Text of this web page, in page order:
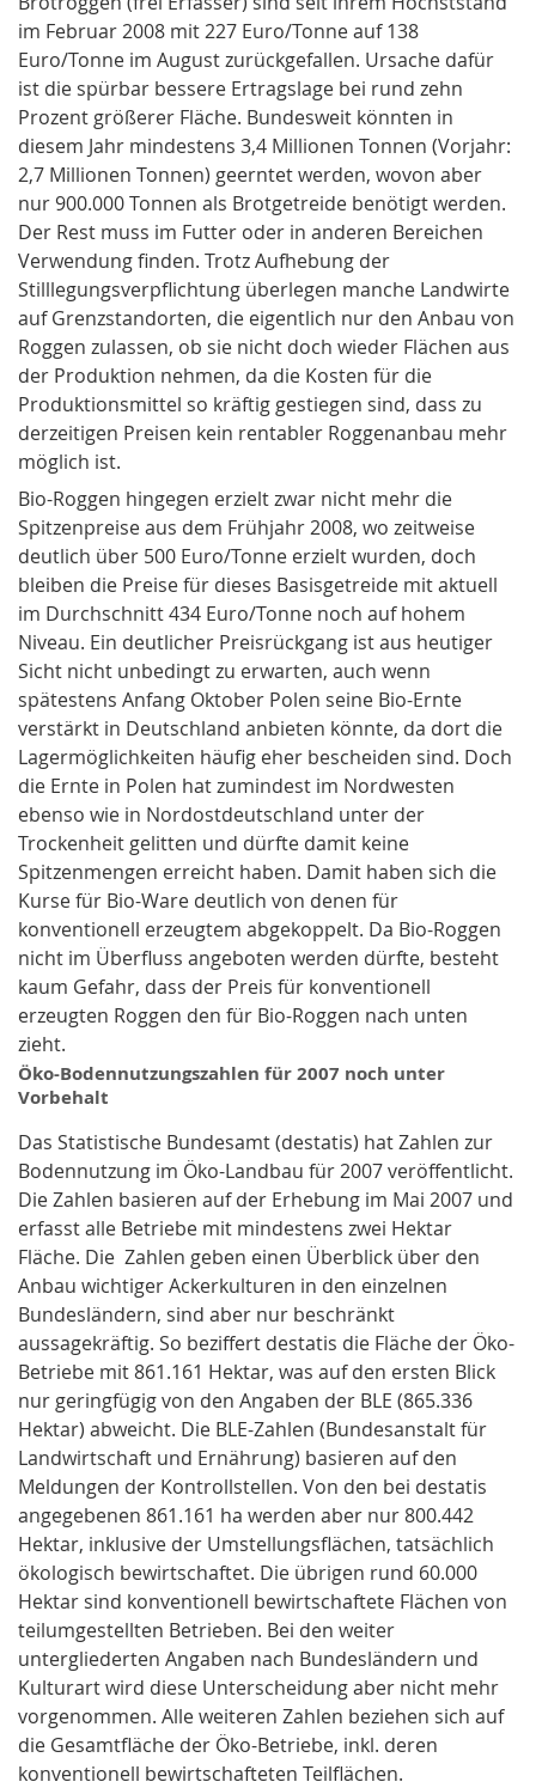
im Februar 2008 mit 227 Euro/Tonne auf 138
Euro/Tonne im August zurückgefallen. Ursache dafür
ist die spürbar bessere Ertragslage bei rund zehn
Prozent größerer Fläche. Bundesweit könnten in
diesem Jahr mindestens 3,4 Millionen Tonnen (Vorjahr:
2,7 Millionen Tonnen) geerntet werden, wovon aber
nur 900.000 Tonnen als Brotgetreide benötigt werden.
Der Rest muss im Futter oder in anderen Bereichen
Verwendung finden. Trotz Aufhebung der
Stilllegungsverpflichtung überlegen manche Landwirte
auf Grenzstandorten, die eigentlich nur den Anbau von
Roggen zulassen, ob sie nicht doch wieder Flächen aus
der Produktion nehmen, da die Kosten für die
Produktionsmittel so kräftig gestiegen sind, dass zu
derzeitigen Preisen kein rentabler Roggenanbau mehr
möglich ist.
Bio-Roggen hingegen erzielt zwar nicht mehr die
Spitzenpreiseaus dem Frühjahr 2008, wo zeitweise
deutlich über 500 Euro/Tonne erzielt wurden, doch
bleiben die Preise für dieses Basisgetreide mit aktuell
im Durchschnitt 434 Euro/Tonne noch auf hohem
Niveau. Ein deutlicher Preisrückgang ist aus heutiger
Sicht nicht unbedingt zu erwarten, auch wenn
spätestens Anfang Oktober Polen seine Bio-Ernte
verstärkt in Deutschland anbieten könnte, da dort die
Lagermöglichkeiten häufig eher bescheiden sind. Doch
die Ernte in Polen hat zumindest im Nordwesten
ebenso wie in Nordostdeutschland unter der
Trockenheit gelitten und dürfte damit keine
Spitzenmengen erreicht haben. Damit haben sich die
Kurse für Bio-Ware deutlich von denen für
konventionell erzeugtem abgekoppelt. Da Bio-Roggen
nicht im Überfluss angeboten werden dürfte, besteht
kaum Gefahr, dass der Preis für konventionell
erzeugten Roggen den für Bio-Roggen nach unten
zieht.
Öko-Bodennutzungszahlen für 2007 noch unter
Vorbehalt
Das Statistische Bundesamt (destatis) hat Zahlen zur
Bodennutzung im Öko-Landbau für 2007 veröffentlicht.
Die Zahlen basieren auf der Erhebung im Mai 2007 und
erfasst alle Betriebe mit mindestens zwei Hektar
Fläche. Die Zahlen geben einen Überblick über den
Anbau wichtiger Ackerkulturen in den einzelnen
Bundesländern, sind aber nur beschränkt
aussagekräftig. So beziffert destatis die Fläche der Öko-
Betriebe mit 861.161 Hektar, was auf den ersten Blick
nur geringfügig von den Angaben der BLE (865.336
Hektar) abweicht. Die BLE-Zahlen (Bundesanstalt für
Landwirtschaft und Ernährung) basieren auf den
Meldungen der Kontrollstellen. Von den bei destatis
angegebenen 861.161 ha werden aber nur 800.442
Hektar, inklusive der Umstellungsflächen, tatsächlich
ökologisch bewirtschaftet. Die übrigen rund 60.000
Hektar sind konventionell bewirtschaftete Flächen von
teilumgestellten Betrieben. Bei den weiter
untergliederten Angaben nach Bundesländern und
Kulturart wird diese Unterscheidung aber nicht mehr
vorgenommen. Alle weiteren Zahlen beziehen sich auf
die Gesamtfläche der Öko-Betriebe, inkl. deren
konventionell bewirtschafteten Teilflächen.